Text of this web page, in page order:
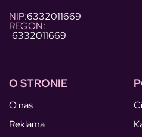
NIP:6332011669
REGON:
6332011669
O STRONIE
O nas
Reklama